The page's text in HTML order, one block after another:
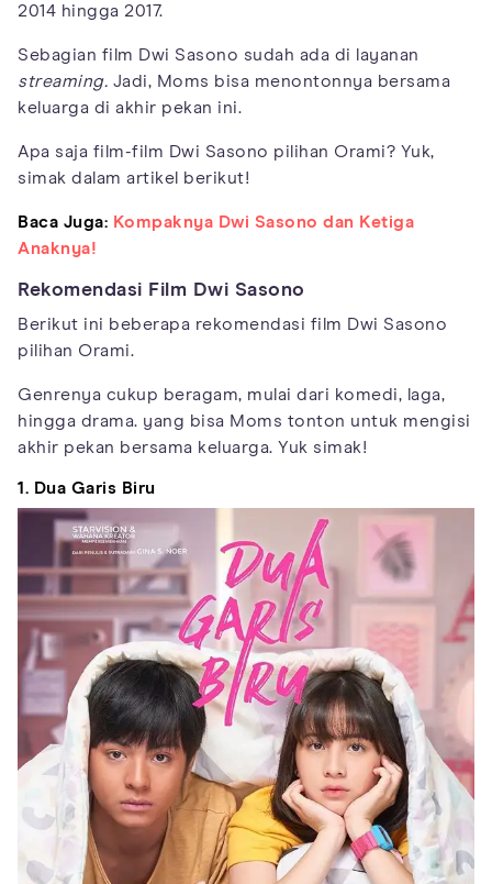
2014 hingga 2017.
Sebagian film Dwi Sasono sudah ada di layanan
streaming. Jadi, Moms bisa menontonnya bersama
keluarga di akhir pekan ini.
Apa saja film-film Dwi Sasono pilihan Orami? Yuk,
simak dalam artikel berikut!
Baca Juga: Kompaknya Dwi Sasono dan Ketiga
Anaknya!
Rekomendasi Film Dwi Sasono
Berikut ini beberapa rekomendasi film Dwi Sasono
pilihan Orami.
Genrenya cukup beragam, mulai dari komedi, laga,
hingga drama. yang bisa Moms tonton untuk mengisi
akhir pekan bersama keluarga. Yuk simak!
1. Dua Garis Biru